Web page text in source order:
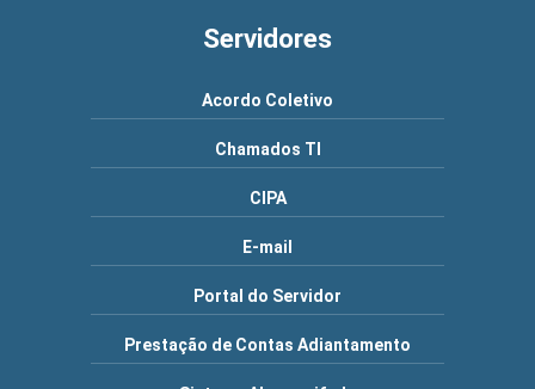
Servidores
Acordo Coletivo
Chamados TI
CIPA
E-mail
Portal do Servidor
Prestação de Contas Adiantamento